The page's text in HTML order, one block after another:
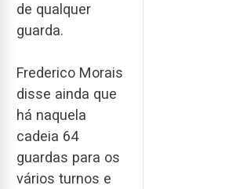
de qualquer
guarda.
Frederico Morais
disse ainda que
há naquela
cadeia 64
guardas para os
vários turnos e